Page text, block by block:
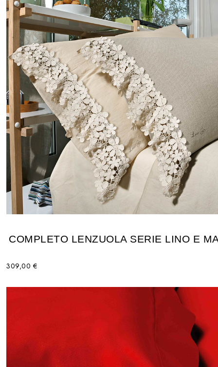
COMPLETO LENZUOLA SERIE LINO E
309,00 €